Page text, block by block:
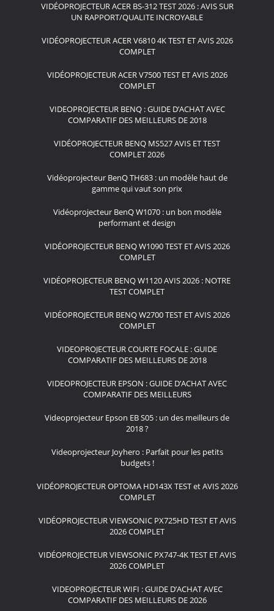
VIDÉOPROJECTEUR ACER BS-312 TEST 2026 : AVIS SUR
UN RAPPORT/QUALITE INCROYABLE
VIDÉOPROJECTEUR ACER V6810 4K TEST ET AVIS 2026
COMPLET
VIDÉOPROJECTEUR ACER V7500 TEST ET AVIS 2026
COMPLET
VIDEOPROJECTEUR BENQ : GUIDE D’ACHAT AVEC
COMPARATIF DES MEILLEURS DE 2018
VIDÉOPROJECTEUR BENQ MS527 AVIS ET TEST
COMPLET 2026
Vidéoprojecteur BenQ TH683 : un modèle haut de
gamme qui vaut son prix
Vidéoprojecteur BenQ W1070 : un bon modèle
performant et design
VIDÉOPROJECTEUR BENQ W1090 TEST ET AVIS 2026
COMPLET
VIDÉOPROJECTEUR BENQ W1120 AVIS 2026 : NOTRE
TEST COMPLET
VIDÉOPROJECTEUR BENQ W2700 TEST ET AVIS 2026
COMPLET
VIDEOPROJECTEUR COURTE FOCALE : GUIDE
COMPARATIF DES MEILLEURS DE 2018
VIDEOPROJECTEUR EPSON : GUIDE D’ACHAT AVEC
COMPARATIF DES MEILLEURS
Videoprojecteur Epson EB S05 : un des meilleurs de
2018 ?
Videoprojecteur Joyhero : Parfait pour les petits
budgets !
VIDÉOPROJECTEUR OPTOMA HD143X TEST et AVIS 2026
COMPLET
VIDÉOPROJECTEUR VIEWSONIC PX725HD TEST ET AVIS
2026 COMPLET
VIDÉOPROJECTEUR VIEWSONIC PX747-4K TEST ET AVIS
2026 COMPLET
VIDEOPROJECTEUR WIFI : GUIDE D’ACHAT AVEC
COMPARATIF DES MEILLEURS DE 2026